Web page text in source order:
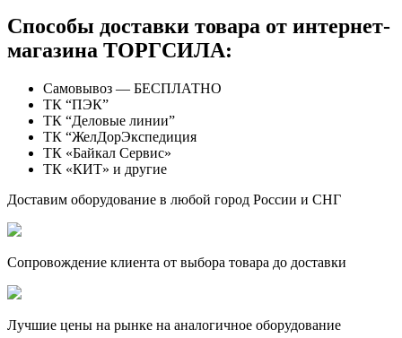
Способы доставки товара от интернет-
магазина ТОРГСИЛА:
Самовывоз — БЕСПЛАТНО
ТК “ПЭК”
ТК “Деловые линии”
ТК “ЖелДорЭкспедиция
ТК «Байкал Сервис»
ТК «КИТ» и другие
Доставим оборудование в любой город России и СНГ
Сопровождение клиента от выбора товара до доставки
Лучшие цены на рынке на аналогичное оборудование